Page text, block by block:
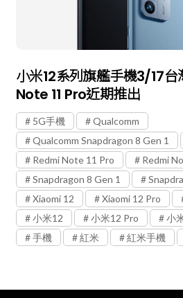
小米12系列旗艦手機3/17
Note 11 Pro近期推出
5G手機
Qualcomm
Qualcomm Snapdragon 8 Gen 1
Redmi Note 11 Pro
Redmi
Snapdragon 8 Gen 1
Xiaomi 12
Xiaomi 12 Pro
小米12
小米12 Pro 小
手機
紅米 紅米手機